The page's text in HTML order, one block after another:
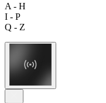
A - H
I - P
Q - Z